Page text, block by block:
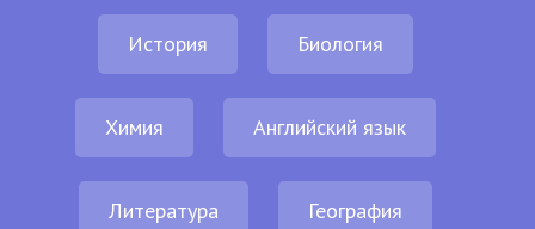
История Биология
Химия Английский язык
Литература География